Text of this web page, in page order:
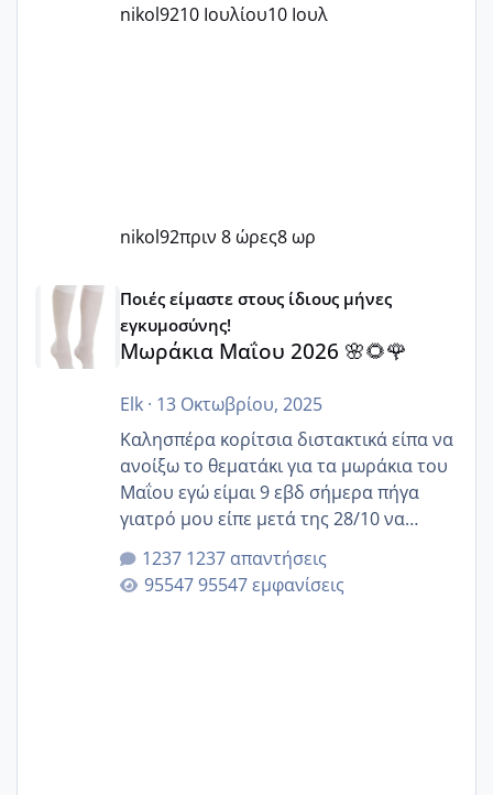
nikol9210 Ιουλίου10 Ιουλ
nikol92πριν 8 ώρες8 ωρ
Μωράκια Μαΐου 2026 🌸🌻🌹
Ποιές είμαστε στους ίδιους μήνες
εγκυμοσύνης!
Μωράκια Μαΐου 2026 🌸🌻🌹
Elk· 13 Οκτωβρίου, 2025
Καλησπέρα κορίτσια διστακτικά είπα να
ανοίξω το θεματάκι για τα μωράκια του
Μαΐου εγώ είμαι 9 εβδ σήμερα πήγα
γιατρό μου είπε μετά της 28/10 να
κλείσω ραντεβού για την αυχενική είναι
καμιά άλλη κοπέλα να γεννάει Μάιο ;;
1237 απαντήσεις
95547 εμφανίσεις